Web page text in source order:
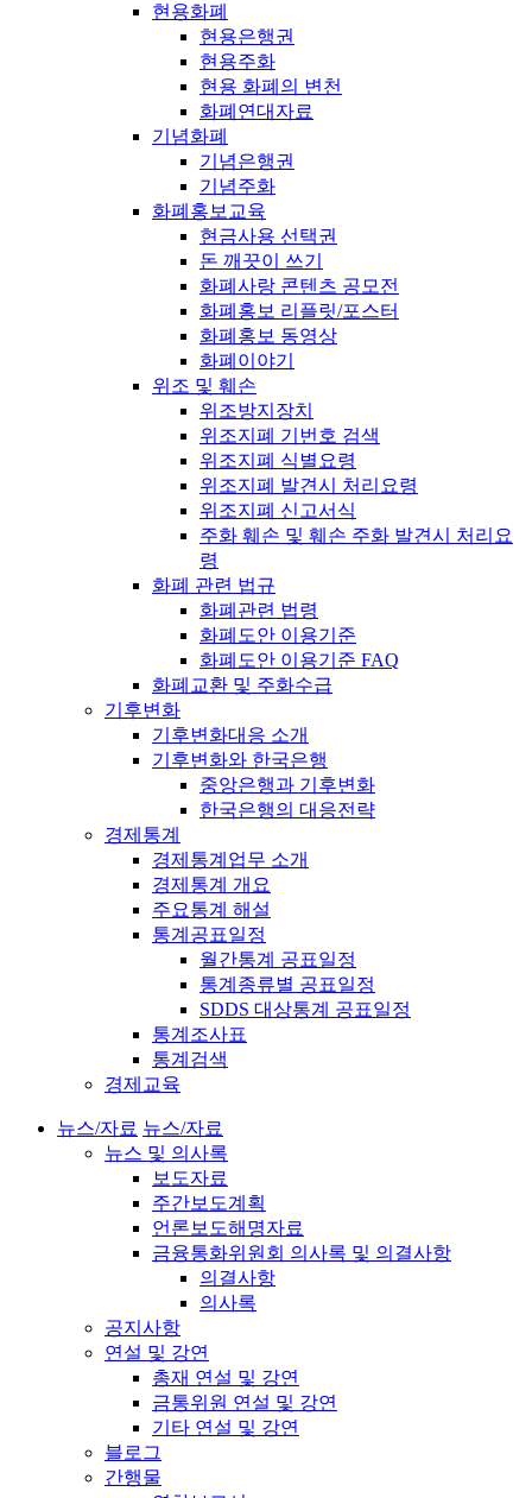
현용화폐
현용은행권
현용주화
현용 화폐의 변천
화폐연대자료
기념화폐
기념은행권
기념주화
화폐홍보교육
현금사용 선택권
돈 깨끗이 쓰기
화폐사랑 콘텐츠 공모전
화폐홍보 리플릿/포스터
화폐홍보 동영상
화폐이야기
위조 및 훼손
위조방지장치
위조지폐 기번호 검색
위조지폐 식별요령
위조지폐 발견시 처리요령
위조지폐 신고서식
주화 훼손 및 훼손 주화 발견시 처리요
령
화폐 관련 법규
화폐관련 법령
화폐도안 이용기준
화폐도안 이용기준 FAQ
화폐교환 및 주화수급
기후변화
기후변화대응 소개
기후변화와 한국은행
중앙은행과 기후변화
한국은행의 대응전략
경제통계
경제통계업무 소개
경제통계 개요
주요통계 해설
통계공표일정
월간통계 공표일정
통계종류별 공표일정
SDDS 대상통계 공표일정
통계조사표
통계검색
경제교육
뉴스/자료 뉴스/자료
뉴스 및 의사록
보도자료
주간보도계획
언론보도해명자료
금융통화위원회 의사록 및 의결사항
의결사항
의사록
공지사항
연설 및 강연
총재 연설 및 강연
금통위원 연설 및 강연
기타 연설 및 강연
블로그
간행물